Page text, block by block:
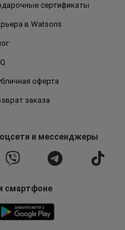
сертификаты
в Watsons
оферта
заказа
и мессенджеры
смартфоне